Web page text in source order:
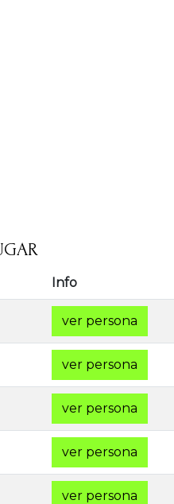
Info
ver persona
ver persona
ver persona
ver persona
ver persona